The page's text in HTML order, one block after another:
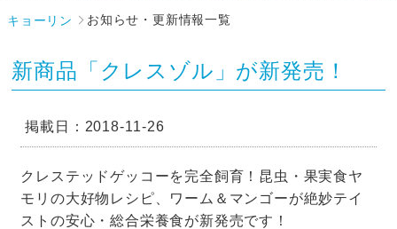
キョーリン お知らせ・更新情報一覧
新商品「クレスゾル」が新発売！
掲載日：2018-11-26
クレステッドゲッコーを完全飼育！昆虫・果実食ヤ
モリの大好物レシピ、ワーム＆マンゴーが絶妙テイ
ストの安心・総合栄養食が新発売です！